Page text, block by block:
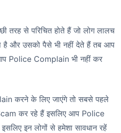
तरह से परिचित होते हैं जो लोग लालच
है और उसको पैसे भी नहीं देते हैं तब आप
Police Complain भी नहीं कर
करने के लिए जाएंगे तो सबसे पहले
कर रहे हैं इसलिए आप Police
इन लोगों से हमेशा सावधान रहें